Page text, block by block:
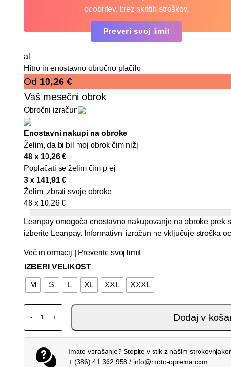
odobritev, brez skritih stroškov.
Preveri svoj limit
ali
Hitro in enostavno obročno plačilo
Od 10,26 €
Vaš mesečni obrok
Obročni izračun
Enostavni nakupi na obroke
Želim, da bi bil moj obrok čim nižji
48 x 10,26 €
Poplačati se želim čim prej
3 x 141,91 €
Želim izbrati svoje obroke
48 x 10,26 €
Leanpay omogoča enostavno nakupovanje na obroke prek
izberite Leanpay. Informativni izračun ne vključuje stroška
Več informacij
Preverite svoj limit
IZBERI VELIKOST
M S L XL XXL XXXL
-
ALPINESTARS BOGOTA PRO DS JAKNA BLUE količina
+ Dodaj v
Imate vprašanje? Stopite v stik z našim
+ (386) 41 362 958/ info@moto-oprema.com